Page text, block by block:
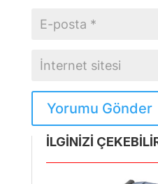
Yorumu Gönder
İLGİNİZİ